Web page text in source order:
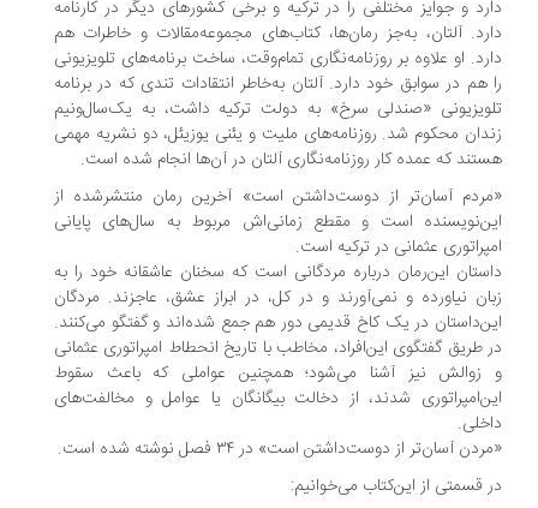
و جوایز مختلفی را در ترکیه و برخی کشورهای دیگر در کارنامه
آلتان، به‌جز رمان‌ها، کتاب‌های مجموعه‌مقالات و خاطرات هم
او علاوه بر روزنامه‌نگاری تمام‌وقت، ساخت برنامه‌های تلویزیونی
هم در سوابق خود دارد. آلتان به‌خاطر انتقادات تندی که در برنامه
«صندلی سرخ»‌ به دولت ترکیه داشت، به یک‌سال‌ونیم
محکوم شد. روزنامه‌های ملیت و یئنی یوزیئل، دو نشریه مهمی
که عمده کار روزنامه‌نگاری آلتان در آن‌ها انجام شده است.
آسان‌تر از دوست‌داشتن است» آخرین رمان منتشرشده از
است و مقطع زمانی‌اش مربوط به سال‌های پایانی
عثمانی در ترکیه است.
این‌رمان درباره مردگانی است که سخنان عاشقانه خود را به
نیاورده و نمی‌آورند و در کل، در ابراز عشق، عاجزند. مردگان
در یک کاخ قدیمی دور هم جمع شده‌اند و گفتگو می‌کنند.
طریق گفتگوی این‌افراد، مخاطب با تاریخ انحطاط امپراتوری عثمانی
نیز آشنا می‌شود؛ همچنین عواملی که باعث سقوط
شدند، از دخالت بیگانگان یا عوامل و مخالفت‌های
آسان‌تر از دوست‌داشتن است» در ۳۴ فصل نوشته شده است.
قسمتی از این‌کتاب می‌خوانیم: